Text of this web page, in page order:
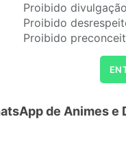
Proibido
Proibido
Proibido
de Animes e